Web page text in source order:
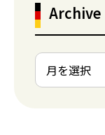
Archive